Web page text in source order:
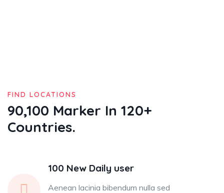
FIND LOCATIONS
90,100 Marker In 120+
Countries.
100 New Daily user
Aenean lacinia bibendum nulla sed